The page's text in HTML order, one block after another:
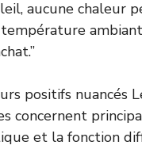
aucune chaleur
température
positifs nuancés
concernent
et la fonction